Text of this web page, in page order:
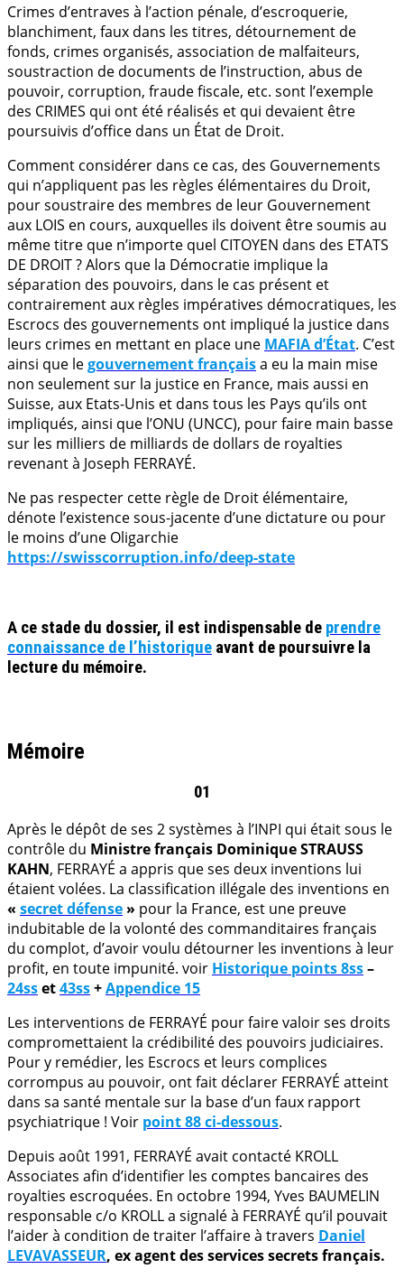
Crimes d’entraves à l’action pénale, d’escroquerie,
blanchiment, faux dans les titres, détournement de
fonds, crimes organisés, association de malfaiteurs,
soustraction de documents de l’instruction, abus de
pouvoir, corruption, fraude fiscale, etc. sont l’exemple
des CRIMES qui ont été réalisés et qui devaient être
poursuivis d’office dans un État de Droit.
Comment considérer dans ce cas, des Gouvernements
qui n’appliquent pas les règles élémentaires du Droit,
pour soustraire des membres de leur Gouvernement
aux LOIS en cours, auxquelles ils doivent être soumis au
même titre que n’importe quel CITOYEN dans des ETATS
DE DROIT ? Alors que la Démocratie implique la
séparation des pouvoirs, dans le cas présent et
contrairement aux règles impératives démocratiques, les
Escrocs des gouvernements ont impliqué la justice dans
leurs crimes en mettant en place une MAFIA d’État. C’est
ainsi que legouvernement françaisa eu la main mise
non seulement sur la justice en France, mais aussi en
Suisse, aux Etats-Unis et dans tous les Pays qu’ils ont
impliqués, ainsi que l’ONU (UNCC), pour faire main basse
sur les milliers de milliards de dollars de royalties
revenant à Joseph FERRAYÉ.
Ne pas respecter cette règle de Droit élémentaire,
dénote l’existence sous-jacente d’une dictature ou pour
le moins d’une Oligarchie
https://swisscorruption.info/deep-state
A ce stade du dossier, il est indispensable de prendre
connaissance de l’historique avant de poursuivre la
lecture du mémoire.
Mémoire
01
Après le dépôt de ses 2 systèmes à l’INPI qui était sous le
contrôle du Ministre français Dominique STRAUSS
KAHN, FERRAYÉ a appris que ses deux inventions lui
étaient volées. La classification illégale des inventions en
« secret défense » pour la France, est une preuve
indubitable de la volonté des commanditaires français
du complot, d’avoir voulu détourner les inventions à leur
profit, en toute impunité. voir Historique points 8ss–
24sset43ss+Appendice 15
Les interventions de FERRAYÉ pour faire valoir ses droits
compromettaient la crédibilité des pouvoirs judiciaires.
Pour y remédier, les Escrocs et leurs complices
corrompus au pouvoir, ont fait déclarer FERRAYÉ atteint
dans sa santé mentale sur la base d’un faux rapport
psychiatrique ! Voir point 88 ci-dessous.
Depuis août 1991, FERRAYÉ avait contacté KROLL
Associates afin d’identifier les comptes bancaires des
royalties escroquées. En octobre 1994, Yves BAUMELIN
responsable c/o KROLL a signalé à FERRAYÉ qu’il pouvait
l’aider à condition de traiter l’affaire à travers Daniel
LEVAVASSEUR, ex agent des services secrets français.